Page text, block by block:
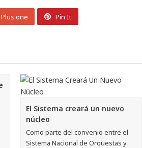
Plus one Pin It
El Sistema creará un nuevo
núcleo
Como parte del convenio entre el
Sistema Nacional de Orquestas y